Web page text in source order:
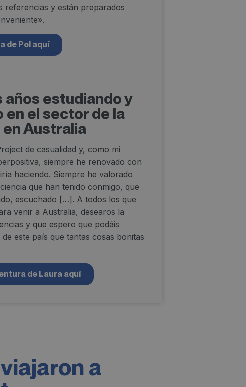
referencias y están preparados
de Pol aquí
años estudiando y
en el sector de la
Australia
de casualidad y, como mi
siempre he renovado con
haciendo. Siempre he valorado
que han tenido conmigo, que
escuchado […]. A todos los que
venir a Australia, desearos la
y que espero que podáis
este país que tantas cosas bonitas
de Laura aquí
a